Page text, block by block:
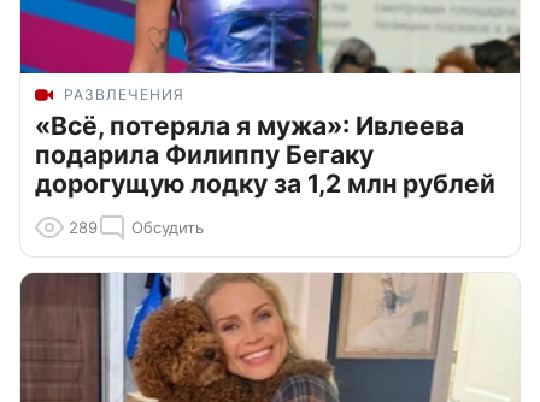
РАЗВЛЕЧЕНИЯ
«Всё, потеряла я мужа»: Ивлеева
подарила Филиппу Бегаку
дорогущую лодку за 1,2 млн рублей
289 Обсудить